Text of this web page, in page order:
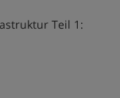
Teil 1: